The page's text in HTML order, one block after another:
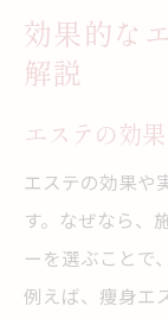
癒し
較
美容
ツ
エス
法
効果的な
解説
エステの効
エステの効果や
す。なぜなら、
ーを選ぶことで
例えば、痩身エ